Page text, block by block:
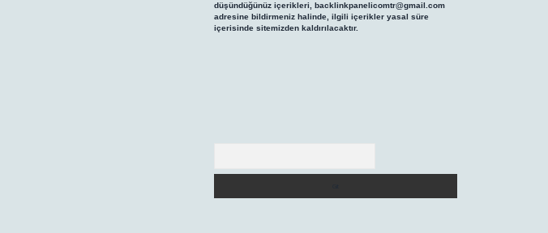
düşündüğünüz içerikleri, backlinkpanelicomtr@gmail.com
adresine bildirmeniz halinde, ilgili içerikler yasal süre
içerisinde sitemizden kaldırılacaktır.